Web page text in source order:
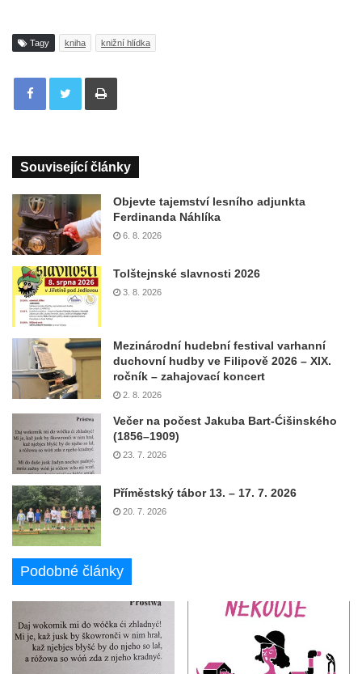
Tagy kniha knižní hlídka
Tisknout
Související články
Objevte tajemství lesního adjunkta
Ferdinanda Náhlíka
6. 8. 2026
Tolštejnské slavnosti 2026
3. 8. 2026
Mezinárodní hudební festival varhanní
duchovní hudby ve Filipově 2026 – XIX.
ročník – zahajovací koncert
2. 8. 2026
Večer na počest Jakuba Bart-Ćišinského
(1856–1909)
23. 7. 2026
Příměstský tábor 13. – 17. 7. 2026
20. 7. 2026
Podobné články